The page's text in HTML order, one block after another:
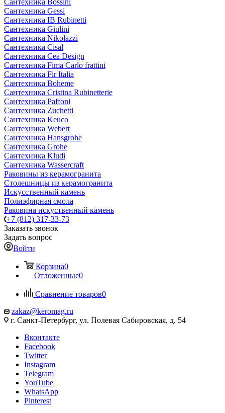
Сантехника Bossini
Сантехника Gessi
Сантехника IB Rubinetti
Сантехника Giulini
Сантехника Nikolazzi
Сантехника Cisal
Сантехника Cea Design
Сантехника Fima Carlo frattini
Сантехника Fir Italia
Сантехника Boheme
Сантехника Cristina Rubinetterie
Сантехника Paffoni
Сантехника Zuchetti
Сантехника Keuco
Сантехника Webert
Сантехника Hansgrohe
Сантехника Grohe
Сантехника Kludi
Сантехника Wassercraft
Раковины из керамогранита
Столешницы из керамогранита
Искусственный камень
Полиэфирная смола
Раковина искуственный камень
+7 (812) 317-33-73
Заказать звонок
Задать вопрос
Войти
Корзина0
Отложенные0
Сравнение товаров0
zakaz@keromag.ru
г. Санкт-Петербург, ул. Полевая Сабировская, д. 54
Вконтакте
Facebook
Twitter
Instagram
Telegram
YouTube
WhatsApp
Pinterest